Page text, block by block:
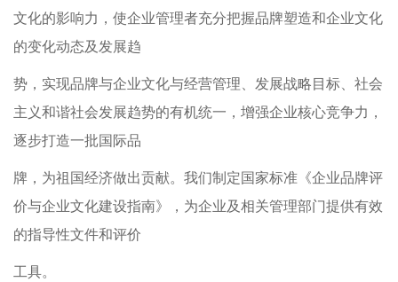
文化的影响力，使企业管理者充分把握品牌塑造和企业文化
的变化动态及发展趋
势，实现品牌与企业文化与经营管理、发展战略目标、社会
主义和谐社会发展趋势的有机统一，增强企业核心竞争力，
逐步打造一批国际品
牌，为祖国经济做出贡献。我们制定国家标准《企业品牌评
价与企业文化建设指南》，为企业及相关管理部门提供有效
的指导性文件和评价
工具。